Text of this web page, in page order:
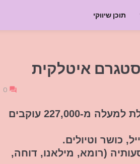
תוכן שיווקי
איטלקית
0
פרננדה קורטו היא יוצרת דיגיטלית ואושיית אינסטגרם איטלקית, בעלת למעלה מ-227,000 עוקבים
כושר וטיולים.
(רומא, מילאנו, דוחה,